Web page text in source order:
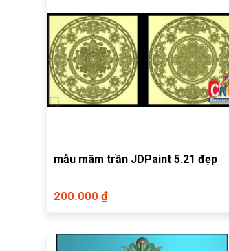
mẫu mâm trần JDPaint 5.21 đẹp
200.000 ₫